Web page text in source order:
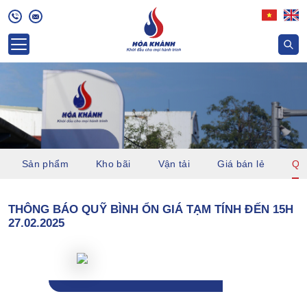
Sản phẩm Kho bãi Vận tải Giá bán lẻ
THÔNG BÁO QUỸ BÌNH ỔN GIÁ TẠM TÍNH ĐẾN 15H
27.02.2025